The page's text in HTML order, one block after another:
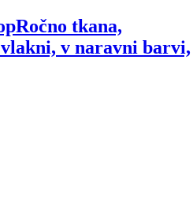
Ročno tkana,
v naravni barvi,